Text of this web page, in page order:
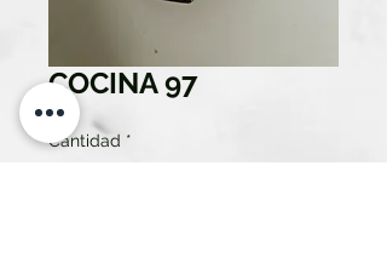
COCINA 97
Cantidad *